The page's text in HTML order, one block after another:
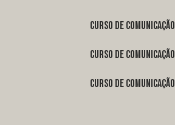
curso de
curso de
curso de